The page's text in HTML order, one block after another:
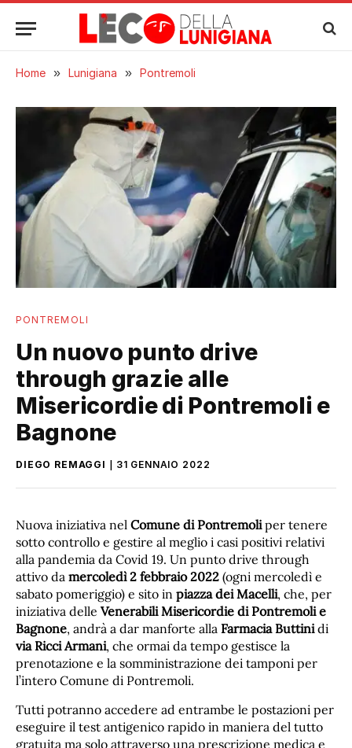
Home » Lunigiana » Pontremoli
PONTREMOLI
Un nuovo punto drive
through grazie alle
Misericordie di Pontremoli e
Bagnone
DIEGO REMAGGI 31 GENNAIO 2022
Nuova iniziativa nel Comune di Pontremoliper tenere
sotto controllo e gestire al meglio i casi positivi relativi
alla pandemia da Covid 19. Un punto drive through
attivo da mercoledì 2 febbraio 2022 (ogni mercoledì e
sabato pomeriggio) e sito in piazza dei Macelli, che, per
iniziativa delle Venerabili Misericordie di Pontremoli e
Bagnone, andrà a dar manforte alla Farmacia Buttinidi
via Ricci Armani, che ormai da tempo gestisce la
prenotazione e la somministrazione dei tamponi per
l’intero Comune di Pontremoli.
Tutti potranno accedere ad entrambe le postazioni per
eseguire il test antigenico rapido in maniera del tutto
gratuita ma solo attraverso una prescrizione medica e